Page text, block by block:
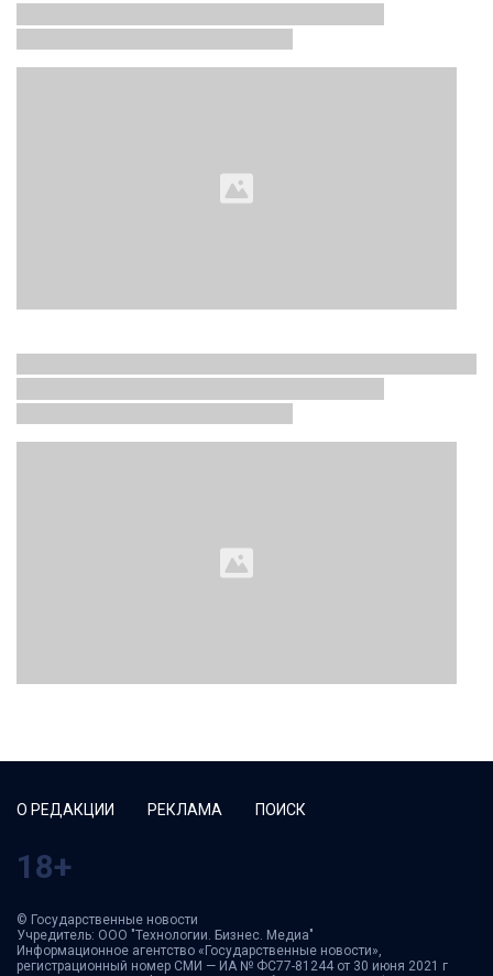
О РЕДАКЦИИ РЕКЛАМА ПОИСК
18+
© Государственные новости
Учредитель: ООО "Технологии. Бизнес. Медиа"
Информационное агентство «Государственные новости»,
регистрационный номер СМИ — ИА № ФС77-81244 от 30 июня 2021 г